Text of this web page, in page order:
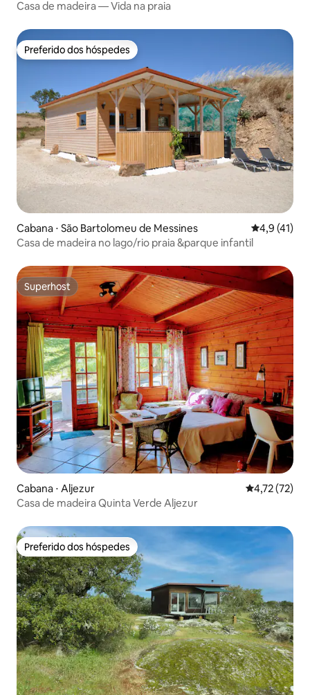
Casa de madeira — Vida na praia
Preferido dos hóspedes
Preferido dos hóspedes
Cabana ⋅ São Bartolomeu de Messines 4,9 de uma
4,9 (41)
Casa de madeira no lago/rio praia &parque infantil
Superhost
Superhost
Cabana ⋅ Aljezur 4,72 de uma
4,72 (72)
Casa de madeira Quinta Verde Aljezur
Preferido dos hóspedes
Preferido dos hóspedes